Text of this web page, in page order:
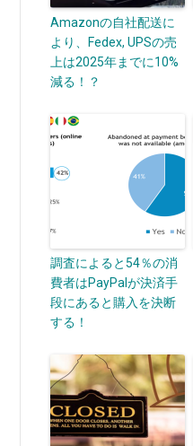
Amazonの自社配送に
より、Fedex, UPSの売
上は2025年までに10%
減る！？
調査によると54％の消
費者はPayPalが決済手
段にあると購入を決断
する！